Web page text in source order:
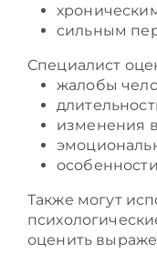
сильным
Специалист
жалобы
изменения
Также могут
оценить